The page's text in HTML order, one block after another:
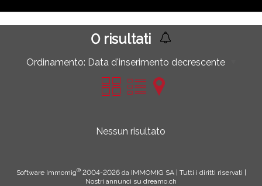
0risultati
Ordinamento: Data d'inserimento decrescente
Nessun risultato
Software Immomig®2004-2026 da IMMOMIG SA | Tutti i diritti riservati |
Nostri annunci su dreamo.ch